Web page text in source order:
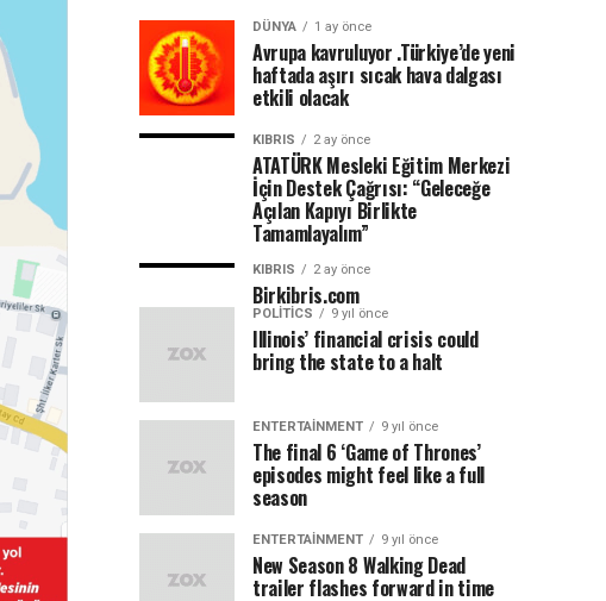
DÜNYA 1 ay önce
Avrupa kavruluyor .Türkiye’de yeni
haftada aşırı sıcak hava dalgası
etkili olacak
KIBRIS 2 ay önce
ATATÜRK Mesleki Eğitim Merkezi
İçin Destek Çağrısı: “Geleceğe
Açılan Kapıyı Birlikte
Tamamlayalım”
KIBRIS 2 ay önce
Birkibris.com
POLITICS 9 yıl önce
Illinois’ financial crisis could
bring the state to a halt
ENTERTAINMENT 9 yıl önce
The final 6 ‘Game of Thrones’
episodes might feel like a full
season
ENTERTAINMENT 9 yıl önce
New Season 8 Walking Dead
trailer flashes forward in time